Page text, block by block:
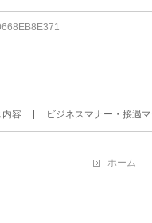
容 ビジネスマナー・接遇
ホーム